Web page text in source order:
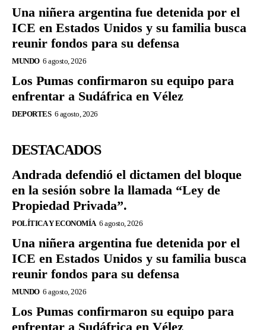
Una niñera argentina fue detenida por el
ICE en Estados Unidos y su familia busca
reunir fondos para su defensa
MUNDO 6 agosto, 2026
Los Pumas confirmaron su equipo para
enfrentar a Sudáfrica en Vélez
DEPORTES 6 agosto, 2026
DESTACADOS
Andrada defendió el dictamen del bloque
en la sesión sobre la llamada “Ley de
Propiedad Privada”.
POLÍTICA Y ECONOMÍA 6 agosto, 2026
Una niñera argentina fue detenida por el
ICE en Estados Unidos y su familia busca
reunir fondos para su defensa
MUNDO 6 agosto, 2026
Los Pumas confirmaron su equipo para
enfrentar a Sudáfrica en Vélez